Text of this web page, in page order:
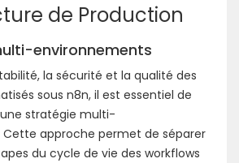
de Production
environnements
la sécurité et la qualité des
sous n8n, il est essentiel de
stratégie multi-
approche permet de séparer
du cycle de vie des workflows